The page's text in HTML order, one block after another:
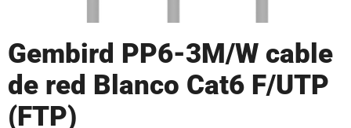
Gembird PP6-3M/W cable
de red Blanco Cat6 F/UTP
(FTP)